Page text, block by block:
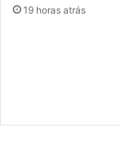
19 horas atrás